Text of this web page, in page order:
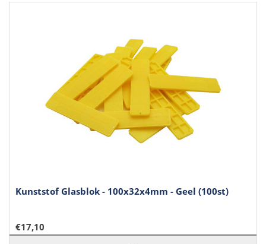
Kunststof Glasblok - 100x32x4mm - Geel (100st)
€17,10